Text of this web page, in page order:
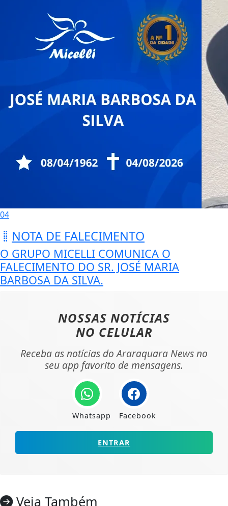
04
NOTA DE FALECIMENTO
O GRUPO MICELLI COMUNICA O
FALECIMENTO DO SR. JOSÉ MARIA
BARBOSA DA SILVA.
NOSSAS NOTÍCIAS
NO CELULAR
Receba as notícias do Araraquara News no
seu app favorito de mensagens.
Whatsapp Facebook
ENTRAR
Veja Também